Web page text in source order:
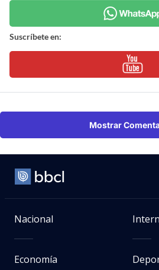
Suscríbete en:
Mostrar
Nacional
Economía